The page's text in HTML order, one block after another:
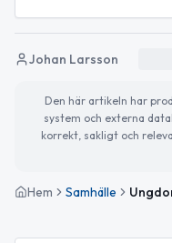
Johan Larsson
Den här artikeln har
system och externa
korrekt, sakligt och
Hem Samhälle